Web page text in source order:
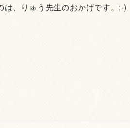
、りゅう先生のおかげです。;-)